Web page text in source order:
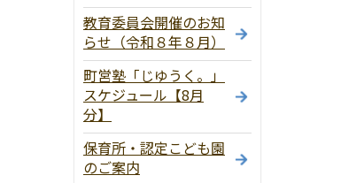
教育委員会開催のお知
らせ（令和８年８月）
町営塾「じゆうく。」
スケジュール【8月
分】
保育所・認定こども園
のご案内